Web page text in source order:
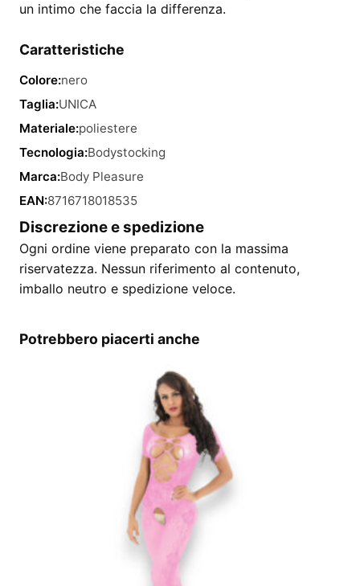
un intimo che faccia la differenza.
Caratteristiche
Colore:nero
Taglia:UNICA
Materiale:poliestere
Tecnologia:Bodystocking
Marca:Body Pleasure
EAN:8716718018535
Discrezione e spedizione
Ogni ordine viene preparato con la massima
riservatezza. Nessun riferimento al contenuto,
imballo neutro e spedizione veloce.
Potrebbero piacerti anche